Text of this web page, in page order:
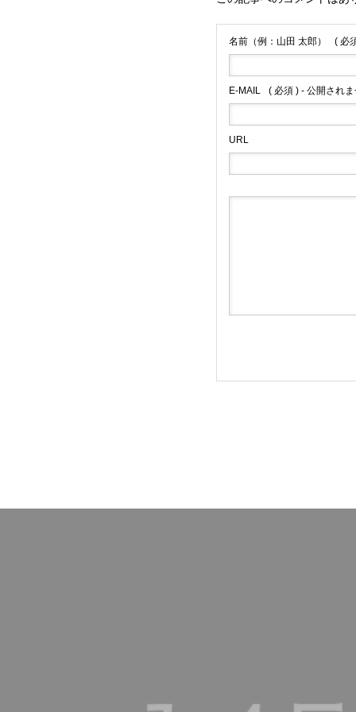
名前（例：山田 太郎） ( 必
E-MAIL ( 必須 ) - 公開され
URL